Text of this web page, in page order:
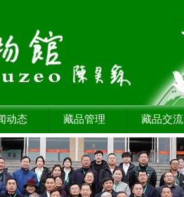
动态 藏品管理 藏品交流